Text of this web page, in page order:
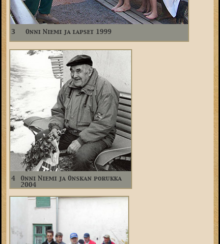
3 Onni Niemi ja lapset 1999
4
Onni Niemi ja Onskan porukka
2004